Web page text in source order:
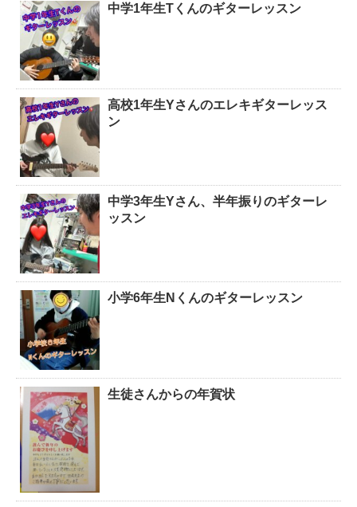
中学1年生Tくんのギターレッスン
高校1年生Yさんのエレキギターレッス
ン
中学3年生Yさん、半年振りのギターレ
ッスン
小学6年生Nくんのギターレッスン
生徒さんからの年賀状